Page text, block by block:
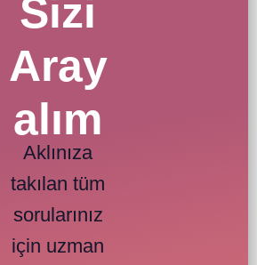
Sizi
Aray
alım
Aklınıza
takılan tüm
sorularınız
için uzman